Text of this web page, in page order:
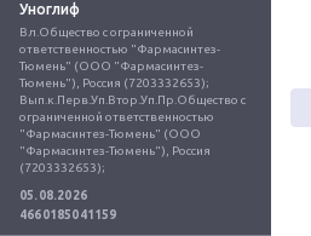
Уноглиф
Вл.Общество с ограниченной
ответственностью "Фармасинтез-
Тюмень" (ООО "Фармасинтез-
Тюмень"), Россия (7203332653);
Вып.к.Перв.Уп.Втор.Уп.Пр.Общество с
ограниченной ответственностью
"Фармасинтез-Тюмень" (ООО
"Фармасинтез-Тюмень"), Россия
(7203332653);
05.08.2026
4660185041159